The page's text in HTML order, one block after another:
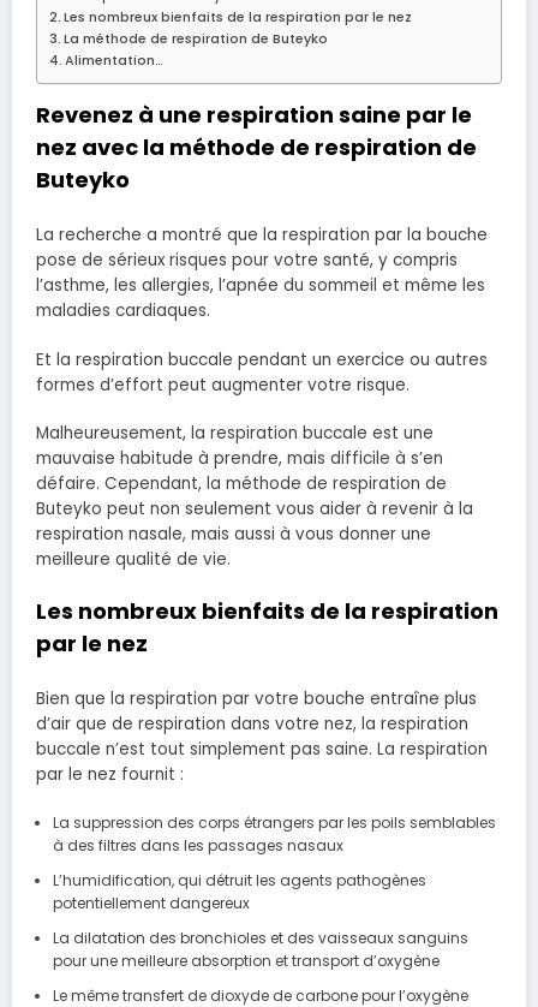
Les nombreux bienfaits de la respiration par le nez
La méthode de respiration de Buteyko
Alimentation…
Revenez à une respiration saine par le
nez avec la méthode de respiration de
Buteyko
La recherche a montré que la respiration par la bouche
pose de sérieux risques pour votre santé, y compris
l’asthme, les allergies, l’apnée du sommeil et même les
maladies cardiaques.
Et la respiration buccale pendant un exercice ou autres
formes d’effort peut augmenter votre risque.
Malheureusement, la respiration buccale est une
mauvaise habitude à prendre, mais difficile à s’en
défaire. Cependant, la méthode de respiration de
Buteyko peut non seulement vous aider à revenir à la
respiration nasale, mais aussi à vous donner une
meilleure qualité de vie.
Les nombreux bienfaits de la respiration
par le nez
Bien que la respiration par votre bouche entraîne plus
d’air que de respiration dans votre nez, la respiration
buccale n’est tout simplement pas saine. La respiration
par le nez fournit :
La suppression des corps étrangers par les poils semblables
à des filtres dans les passages nasaux
L’humidification, qui détruit les agents pathogènes
potentiellement dangereux
La dilatation des bronchioles et des vaisseaux sanguins
pour une meilleure absorption et transport d’oxygène
Le même transfert de dioxyde de carbone pour l’oxygène